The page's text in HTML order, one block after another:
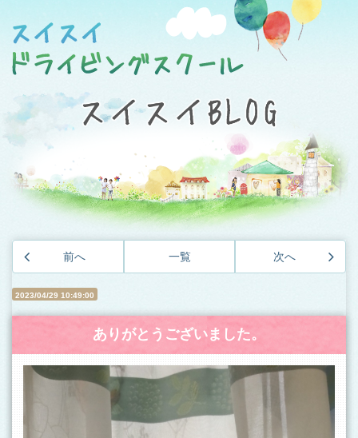
前へ 一覧 次へ
2023/04/29 10:49:00
ありがとうございました。